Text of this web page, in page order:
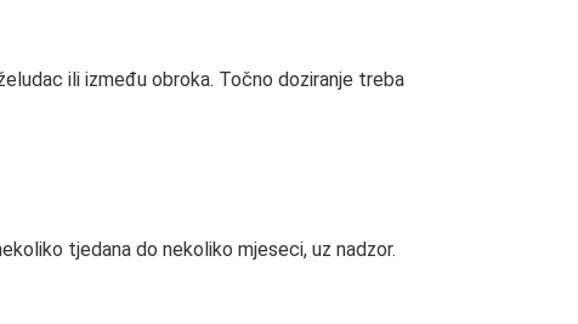
ili između obroka. Točno doziranje treba
tjedana do nekoliko mjeseci, uz nadzor.